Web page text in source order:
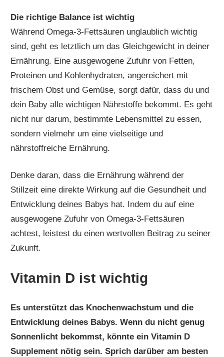
Die richtige Balance ist wichtig
Während Omega-3-Fettsäuren unglaublich wichtig
sind, geht es letztlich um das Gleichgewicht in deiner
Ernährung. Eine ausgewogene Zufuhr von Fetten,
Proteinen und Kohlenhydraten, angereichert mit
frischem Obst und Gemüse, sorgt dafür, dass du und
dein Baby alle wichtigen Nährstoffe bekommt. Es geht
nicht nur darum, bestimmte Lebensmittel zu essen,
sondern vielmehr um eine vielseitige und
nährstoffreiche Ernährung.
Denke daran, dass die Ernährung während der
Stillzeit eine direkte Wirkung auf die Gesundheit und
Entwicklung deines Babys hat. Indem du auf eine
ausgewogene Zufuhr von Omega-3-Fettsäuren
achtest, leistest du einen wertvollen Beitrag zu seiner
Zukunft.
Vitamin D ist wichtig
Es unterstützt das Knochenwachstum und die
Entwicklung deines Babys. Wenn du nicht genug
Sonnenlicht bekommst, könnte ein Vitamin D
Supplement nötig sein. Sprich darüber am besten